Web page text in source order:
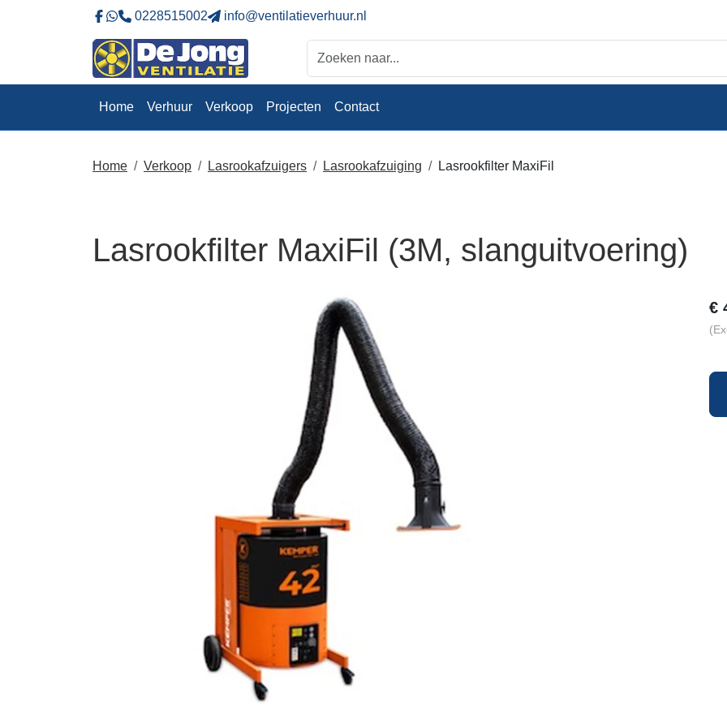
Naar onze Facebookpagina
Stuur ons eeb whatsapp bericht
0228515002 info@ventilatieverhuur.nl
Home Verhuur Verkoop Projecten Contact
Home Verkoop Lasrookafzuigers Lasrookafzuiging Lasrookfilter MaxiFil
Lasrookfilter MaxiFil (3M, slanguitvoering)
€